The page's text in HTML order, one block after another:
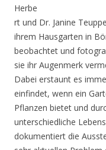
Herbe
rt und Dr. Janine
ihrem Hausgarten in
beobachtet und
sie ihr Augenmerk
Dabei erstaunt es
einfindet, wenn ein
Pflanzen bietet und
unterschiedliche
dokumentiert die